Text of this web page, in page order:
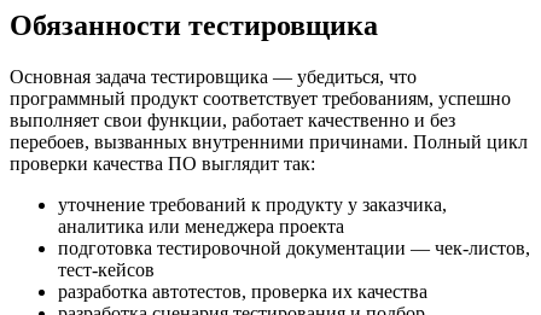
Обязанности тестировщика
Основная задача тестировщика — убедиться, что
программный продукт соответствует требованиям, успешно
выполняет свои функции, работает качественно и без
перебоев, вызванных внутренними причинами. Полный цикл
проверки качества ПО выглядит так:
уточнение требований к продукту у заказчика,
аналитика или менеджера проекта
подготовка тестировочной документации — чек-листов,
тест-кейсов
разработка автотестов, проверка их качества